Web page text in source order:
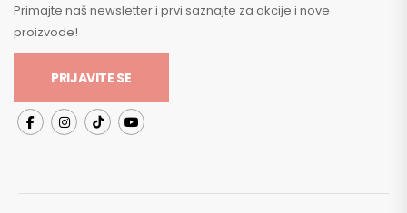
Primajte naš newsletter i prvi saznajte za akcije i nove
proizvode!
PRIJAVITE SE